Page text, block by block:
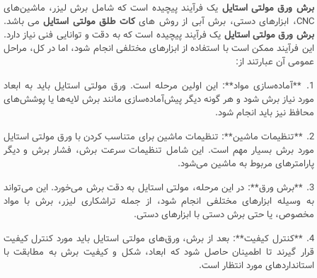
برش ورق مولتی استایل یک فرآیند پیچیده است که شامل برش لیزر، ماشین‌های
CNC، ابزارهای دستی، برش آبی از روش های
کات طلق مولتی استایلمی باشد.
برش ورق مولتی استایل یک فرآیند پیچیده است که به دقت و توانایی فنی نیاز دارد.
این فرآیند ممکن است با استفاده از ابزارهای مختلفی انجام شود، اما در کل، مراحل
عمومی آن عبارتند از:
1. **آماده‌سازی مواد**: این اولین مرحله است. ورق مولتی استایل باید به ابعاد
مورد نیاز برش شود و هر گونه دیگر پیش‌آماده‌سازی مانند برش لایه‌ها یا پوشش‌های
محافظ نیز باید انجام شود.
2. **تنظیمات ماشین**: تنظیمات ماشین برای متناسب کردن با ورق مولتی استایل
مورد برش بسیار مهم است. این شامل تنظیمات سرعت برش، فشار برش و دیگر
پارامترهای مربوط به ماشین می‌شود.
3. **برش ورق**: در این مرحله، مولتی استایل به دقت برش می‌خورد. این می‌تواند
به وسیله ابزارهای مختلفی انجام شود، از جمله تراشکاری لیزر، برش با مواد
مخصوص، یا حتی برش دستی با ابزارهای دستی.
4. **کنترل کیفیت**: بعد از برش، ورق‌های مولتی استایل باید مورد کنترل کیفیت
قرار گیرند تا اطمینان حاصل شود که ابعاد، شکل و کیفیت برش به مطابقت با
استانداردهای مورد انتظار است.